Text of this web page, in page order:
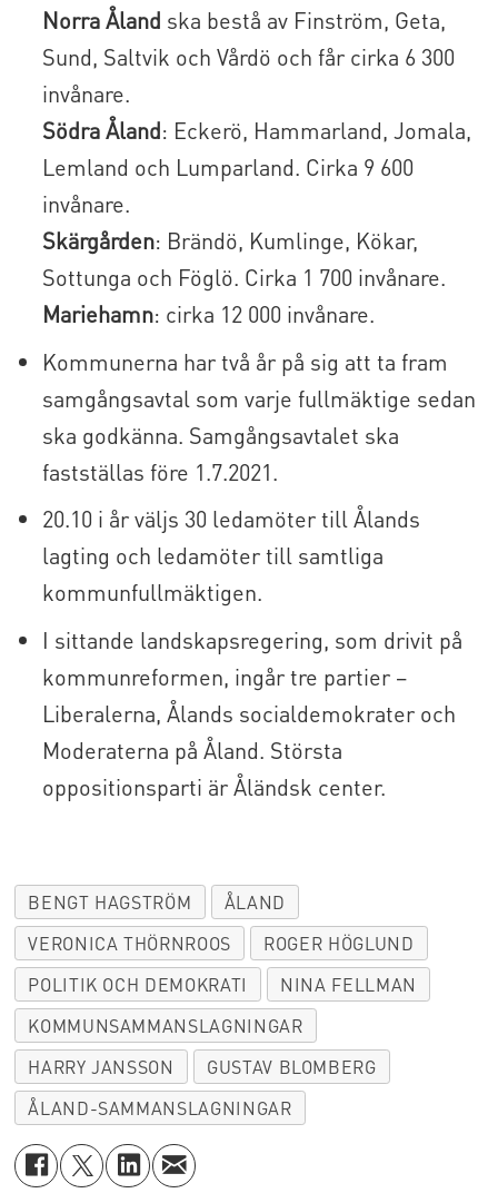
Norra Åland ska bestå av Finström, Geta,
Sund, Saltvik och Vårdö och får cirka 6 300
invånare.
Södra Åland: Eckerö, Hammarland, Jomala,
Lemland och Lumparland. Cirka 9 600
invånare.
Skärgården: Brändö, Kumlinge, Kökar,
Sottunga och Föglö. Cirka 1 700 invånare.
Mariehamn: cirka 12 000 invånare.
Kommunerna har två år på sig att ta fram
samgångsavtal som varje fullmäktige sedan
ska godkänna. Samgångsavtalet ska
fastställas före 1.7.2021.
20.10 i år väljs 30 ledamöter till Ålands
lagting och ledamöter till samtliga
kommunfullmäktigen.
I sittande landskapsregering, som drivit på
kommunreformen, ingår tre partier –
Liberalerna, Ålands socialdemokrater och
Moderaterna på Åland. Största
oppositionsparti är Åländsk center.
BENGT HAGSTRÖM
ÅLAND
VERONICA THÖRNROOS
ROGER HÖGLUND
POLITIK OCH DEMOKRATI
NINA FELLMAN
KOMMUNSAMMANSLAGNINGAR
HARRY JANSSON
GUSTAV BLOMBERG
ÅLAND-SAMMANSLAGNINGAR